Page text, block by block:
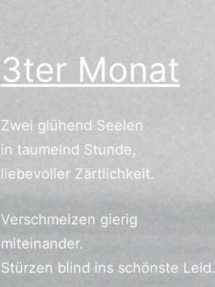
3ter Monat
Zwei glühend Seelen
in taumelnd Stunde,
liebevoller Zärtlichkeit.
Verschmelzen gierig
miteinander.
Stürzen blind ins schönste Leid.